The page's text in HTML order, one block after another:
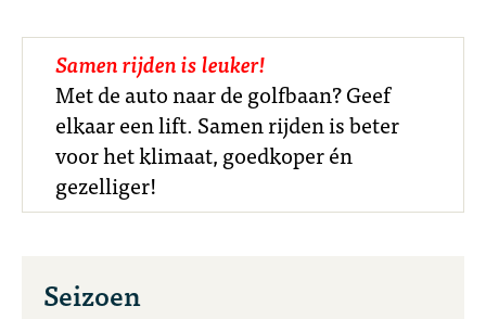
Samen rijden is leuker!
Met de auto naar de golfbaan? Geef
elkaar een lift. Samen rijden is beter
voor het klimaat, goedkoper én
gezelliger!
Seizoen